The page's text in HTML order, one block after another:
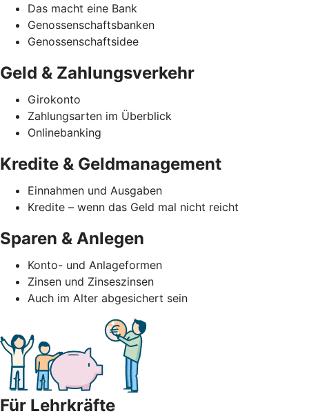
Das macht eine Bank
Genossenschaftsbanken
Genossenschaftsidee
Geld & Zahlungsverkehr
Girokonto
Zahlungsarten im Überblick
Onlinebanking
Kredite & Geldmanagement
Einnahmen und Ausgaben
Kredite – wenn das Geld mal nicht reicht
Sparen & Anlegen
Konto- und Anlageformen
Zinsen und Zinseszinsen
Auch im Alter abgesichert sein
Für Lehrkräfte